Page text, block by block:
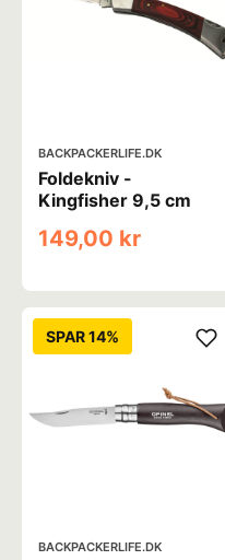
BACKPACKERLIFE.DK
Foldekniv -
Kingfisher 9,5 cm
149,00 kr
SPAR 14%
BACKPACKERLIFE.DK